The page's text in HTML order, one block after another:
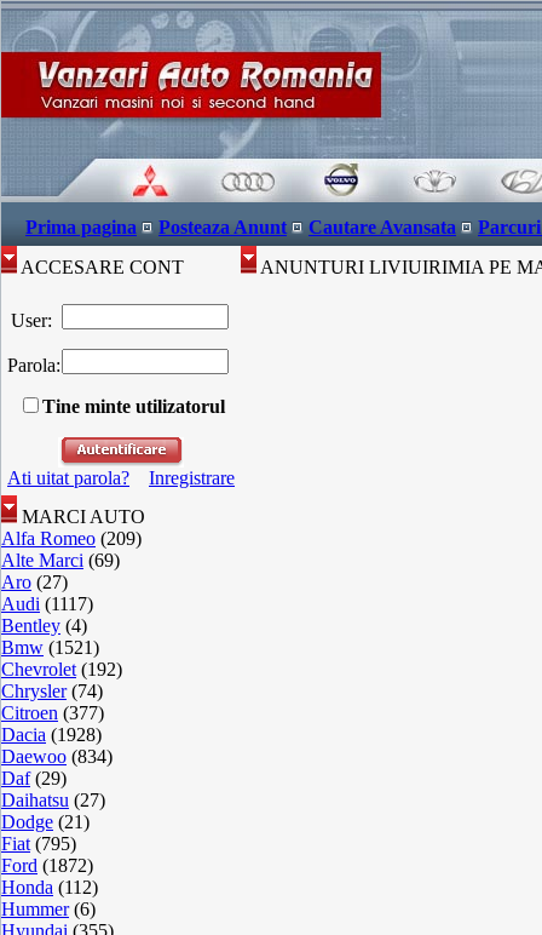
Prima pagina Posteaza Anunt Cautare Avansata
ACCESARE CONT
User:
Parola:
Tine minte utilizatorul
Ati uitat parola?
Inregistrare
MARCI AUTO
Alfa Romeo (209)
Alte Marci (69)
Aro (27)
Audi (1117)
Bentley (4)
Bmw (1521)
Chevrolet (192)
Chrysler(74)
Citroen (377)
Dacia (1928)
Daewoo (834)
Daf(29)
Daihatsu (27)
Dodge (21)
Fiat (795)
Ford (1872)
Honda (112)
Hummer(6)
Hyundai (355)
ANUNTURI LIVIUIRIMIA PE